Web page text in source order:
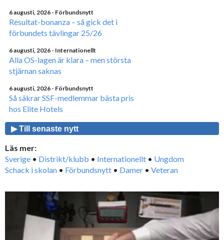
6 augusti, 2026 - Förbundsnytt
Resultat-bonanza – så gick det i
förbundets tävlingar 25/26
6 augusti, 2026 - Internationellt
Alla OS-lagen är klara – men största
stjärnan saknas
6 augusti, 2026 - Förbundsnytt
Så säkrar SSF-medlemmar bästa pris
hos Elite Hotels
▶ Till senaste nytt
Läs mer:
Sverige • Distrikt/klubb • Internationellt • Ungdom
Schack i skolan • Förbundsnytt • Damer • Veteran